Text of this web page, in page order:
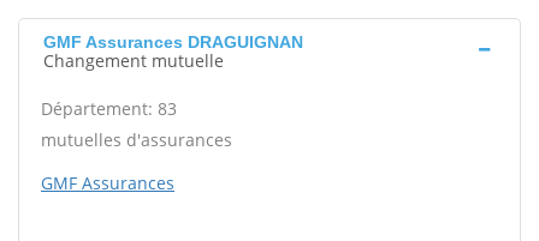
GMF Assurances DRAGUIGNAN
Changement mutuelle
Département: 83
mutuelles d'assurances
GMF Assurances